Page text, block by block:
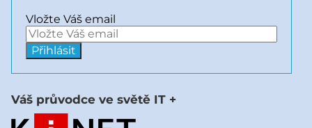
Vložte Váš email
Váš průvodce ve světě IT +